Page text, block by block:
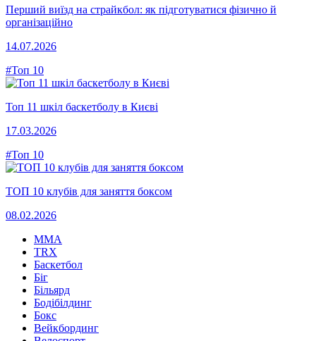
Перший виїзд на страйкбол: як підготуватися фізично й
організаційно
14.07.2026
#Топ 10
Топ 11 шкіл баскетболу в Києві
17.03.2026
#Топ 10
ТОП 10 клубів для заняття боксом
08.02.2026
MMA
TRX
Баскетбол
Біг
Більярд
Бодібілдинг
Бокс
Вейкбординг